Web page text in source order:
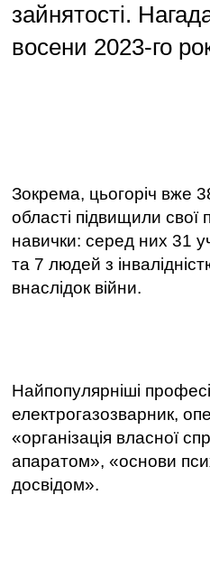
зайнятості.
восени 2023-го
Зокрема, цьогоріч вже
області підвищили свої
навички: серед них 31
та 7 людей з
внаслідок війни.
Найпопулярніші
електрогазозварник,
«організація власної
апаратом», «основи
досвідом».